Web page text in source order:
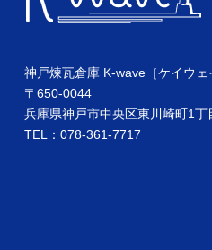
神戸煉瓦倉庫 K-wave［ケイウェ
〒650-0044
兵庫県神戸市中央区東川崎町1
TEL：078-361-7717